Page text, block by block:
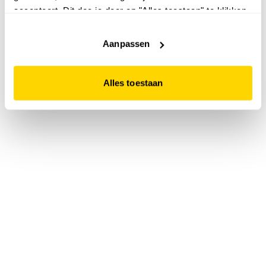
accepteert. Dit doe je door op "Alles toestaan" te klikken.
website niet optimaal functioneert.
Aanpassen
Alles toestaan